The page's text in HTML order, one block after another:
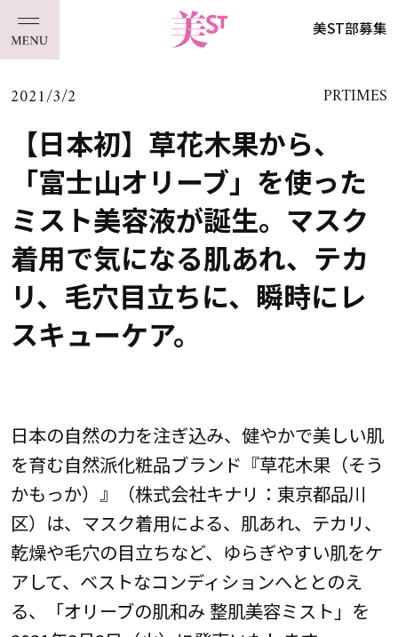
美ST部募集
2021/3/2 PRTIMES
【日本初】草花木果から、
「富士山オリーブ」を使った
ミスト美容液が誕生。マスク
着用で気になる肌あれ、テカ
リ、毛穴目立ちに、瞬時にレ
スキューケア。
日本の自然の力を注ぎ込み、健やかで美しい肌
を育む自然派化粧品ブランド『草花木果（そう
かもっか）』（株式会社キナリ：東京都品川
区）は、マスク着用による、肌あれ、テカリ、
乾燥や毛穴の目立ちなど、ゆらぎやすい肌をケ
アして、ベストなコンディションへととのえ
る、「オリーブの肌和み 整肌美容ミスト」を